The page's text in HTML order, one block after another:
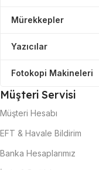
Mürekkepler
Yazıcılar
Fotokopi Makineleri
Müşteri Servisi
Müşteri Hesabı
EFT & Havale Bildirim
Banka Hesaplarımız